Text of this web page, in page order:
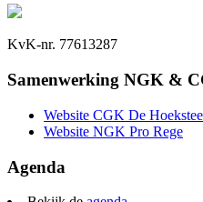
KvK-nr. 77613287
Samenwerking NGK &
Website CGK De
Website NGK Pro Rege
Agenda